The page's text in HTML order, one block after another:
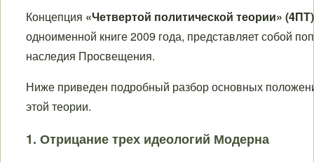
Концепция «Четвертой политической теории» (4ПТ)
одноименной книге 2009 года, представляет собой
наследия Просвещения.
Ниже приведен подробный разбор основных
этой теории.
1. Отрицание трех идеологий Модерна